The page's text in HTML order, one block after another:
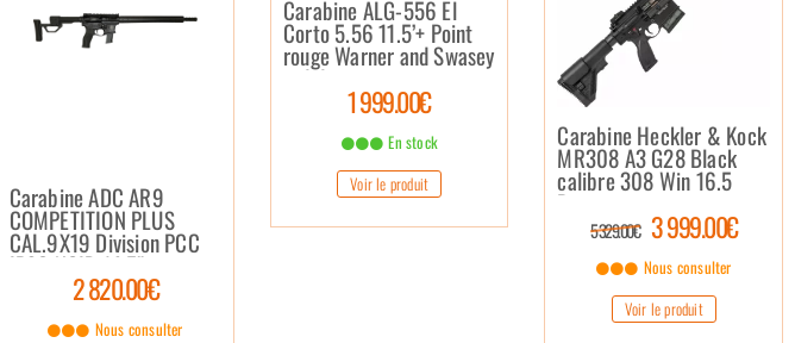
Carabine ADC AR9
COMPETITION PLUS
CAL.9X19 Division PCC
IPSC NOIR 14.5″
2 820.00€
Nous consulter
Carabine ALG-556 El
Corto 5.56 11.5’+ Point
rouge Warner and Swasey
red dot
1 999.00€
En stock
Voir le produit
Carabine Heckler & Kock
MR308 A3 G28 Black
calibre 308 Win 16.5
Pouces
5 329.00€ 3 999.00€
Nous consulter
Voir le produit